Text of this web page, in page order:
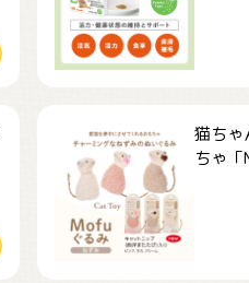
猫ちゃ
ちゃ